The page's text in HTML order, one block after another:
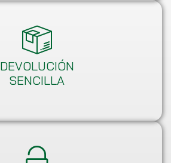
DEVOLUCIÓN
SENCILLA